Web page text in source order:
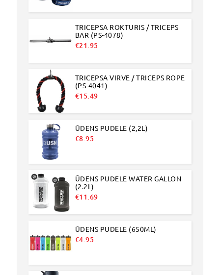
TRICEPSA ROKTURIS / TRICEPS
BAR (PS-4078)
€21.95
TRICEPSA VIRVE / TRICEPS ROPE
(PS-4041)
€15.49
ŪDENS PUDELE (2,2L)
€8.95
ŪDENS PUDELE WATER GALLON
(2.2L)
€11.69
ŪDENS PUDELE (650ML)
€4.95